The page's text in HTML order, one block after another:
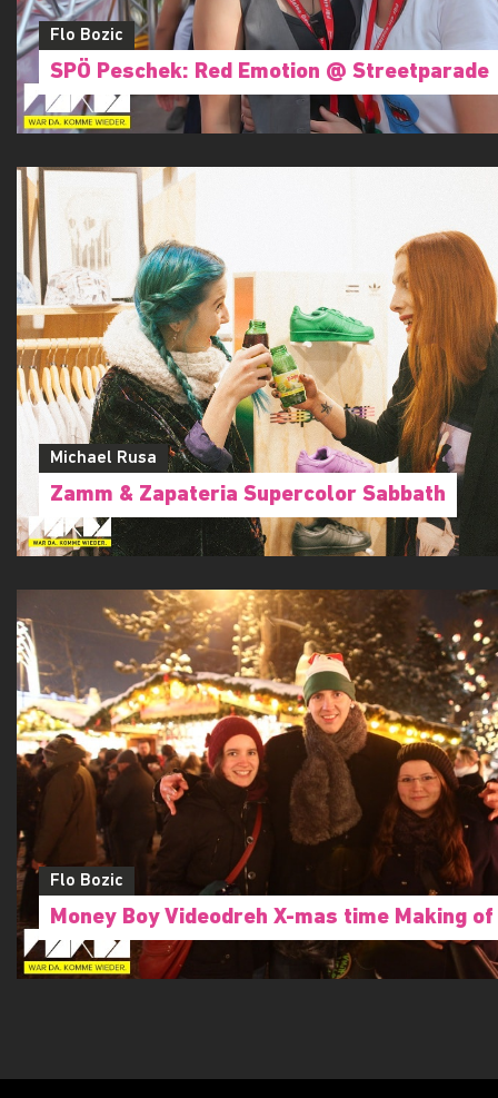
Flo Bozic
SPÖ Peschek: Red Emotion @ Streetparade
Michael Rusa
Zamm & Zapateria Supercolor Sabbath
Flo Bozic
Money Boy Videodreh X-mas time Making